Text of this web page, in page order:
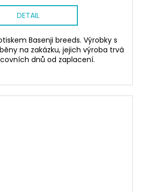
DETAIL
Basenji breeds. Výrobky s
na zakázku, jejich výroba trvá
dnů od zaplacení.